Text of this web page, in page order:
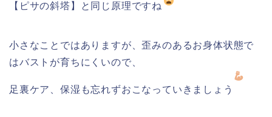
【ピサの斜塔】と同じ原理ですね
小さなことではありますが、歪みのあるお身体状態で
はバストが育ちにくいので、
足裏ケア、保湿も忘れずおこなっていきましょう